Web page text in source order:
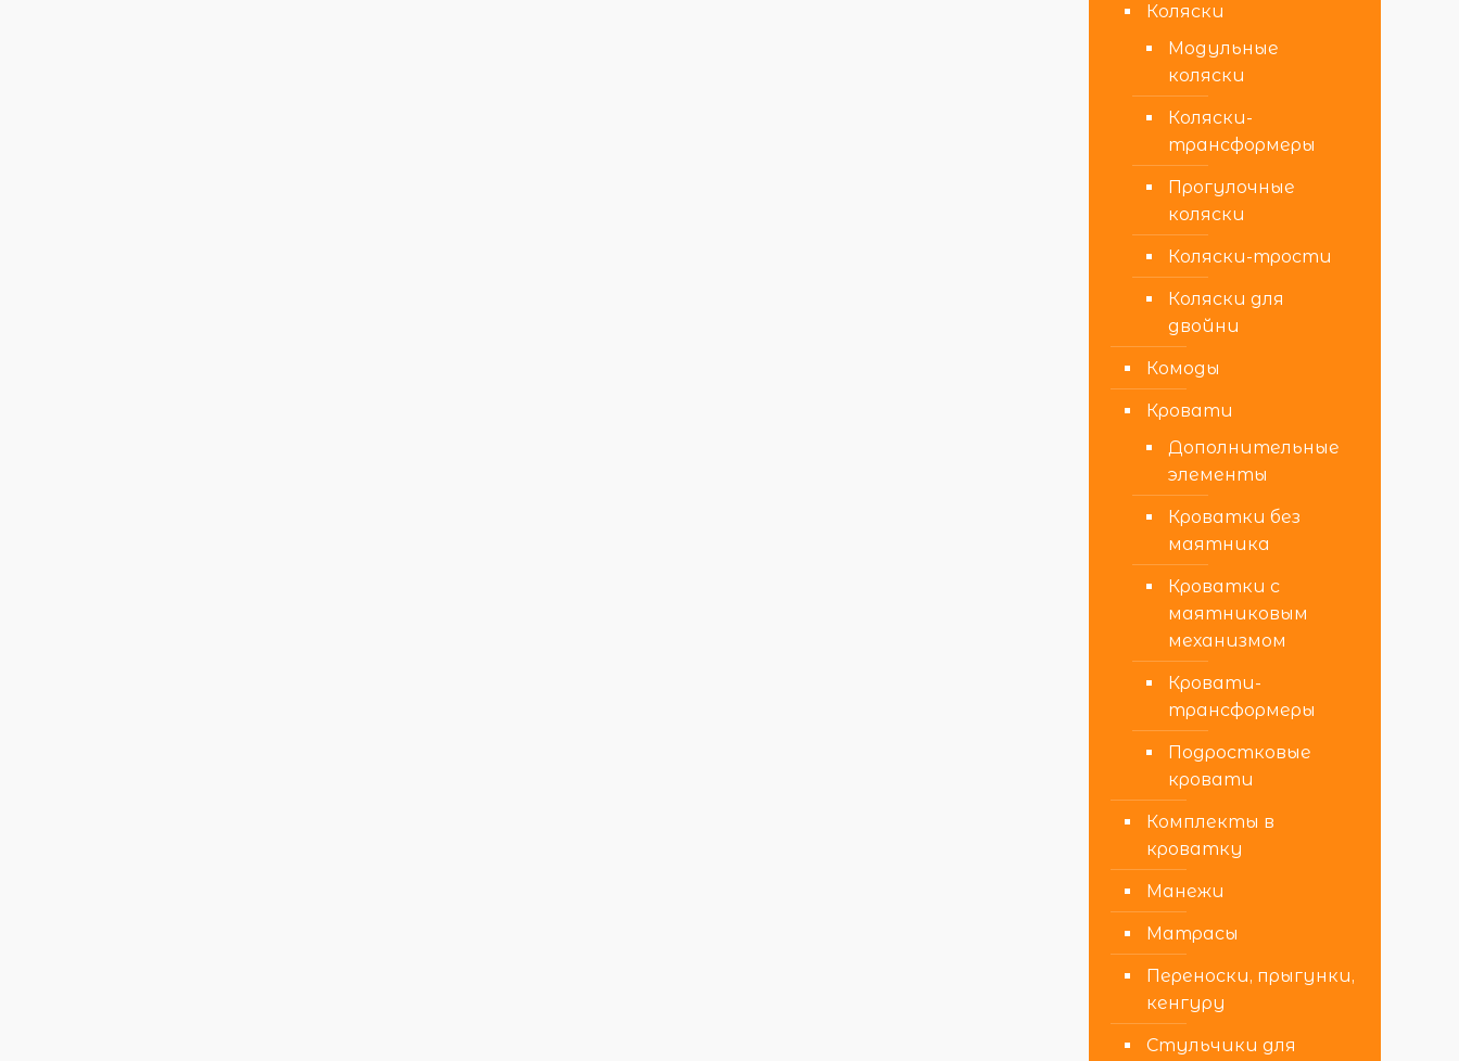
Коляски
Модульные
коляски
Коляски-
трансформеры
Прогулочные
коляски
Коляски-трости
Коляски для
двойни
Комоды
Кровати
Дополнительные
элементы
Кроватки без
маятника
Кроватки с
маятниковым
механизмом
Кровати-
трансформеры
Подростковые
кровати
Комплекты в
кроватку
Манежи
Матрасы
Переноски, прыгунки,
кенгуру
Стульчики для